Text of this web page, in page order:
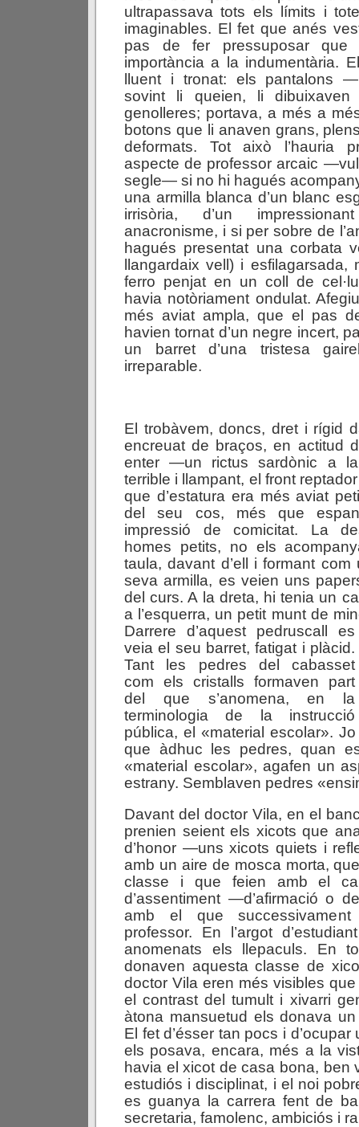
ultrapassava tots els límits i
imaginables. El fet que anés
pas de fer pressuposar que
importància a la indumentària.
lluent i tronat: els pantalons
sovint li queien, li dibuixaven
genolleres; portava, a més a
botons que li anaven grans,
deformats. Tot això l’hauria
aspecte de professor arcaic
segle— si no hi hagués
una armilla blanca d’un blanc
irrisòria, d’un
anacronisme, i si per sobre de
hagués presentat una corbata
llangardaix vell) i esfilagarsada,
ferro penjat en un coll de
havia notòriament ondulat.
més aviat ampla, que el pas
havien tornat d’un negre incert,
un barret d’una tristesa
irreparable.
El trobàvem, doncs, dret i rígid
encreuat de braços, en actitud
enter —un rictus sardònic a
terrible i llampant, el front
que d’estatura era més aviat
del seu cos, més que
impressió de comicitat. La
homes petits, no els
taula, davant d’ell i formant
seva armilla, es veien uns
del curs. A la dreta, hi tenia un
a l’esquerra, un petit munt de
Darrere d’aquest pedruscall es
veia el seu barret, fatigat i plàcid.
Tant les pedres del cabasset
com els cristalls formaven part
del que s’anomena, en la
terminologia de la instrucció
pública, el «material escolar».
que àdhuc les pedres, quan
«material escolar», agafen un
estrany. Semblaven pedres
Davant del doctor Vila, en el
prenien seient els xicots que
d’honor —uns xicots quiets i
amb un aire de mosca morta,
classe i que feien amb el
d’assentiment —d’afirmació o
amb el que
professor. En l’argot
anomenats els llepaculs. En
donaven aquesta classe de
doctor Vila eren més visibles
el contrast del tumult i xivarri
àtona mansuetud els donava
El fet d’ésser tan pocs i
els posava, encara, més a la
havia el xicot de casa bona, ben
estudiós i disciplinat, i el noi
es guanya la carrera fent de
secretaria, famolenc, ambiciós i